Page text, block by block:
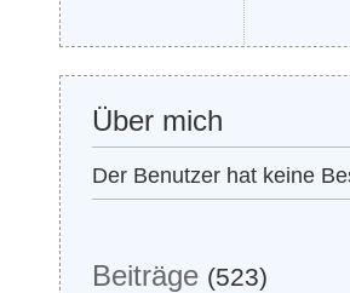
Über mich
Der Benutzer hat keine
Beiträge (523)